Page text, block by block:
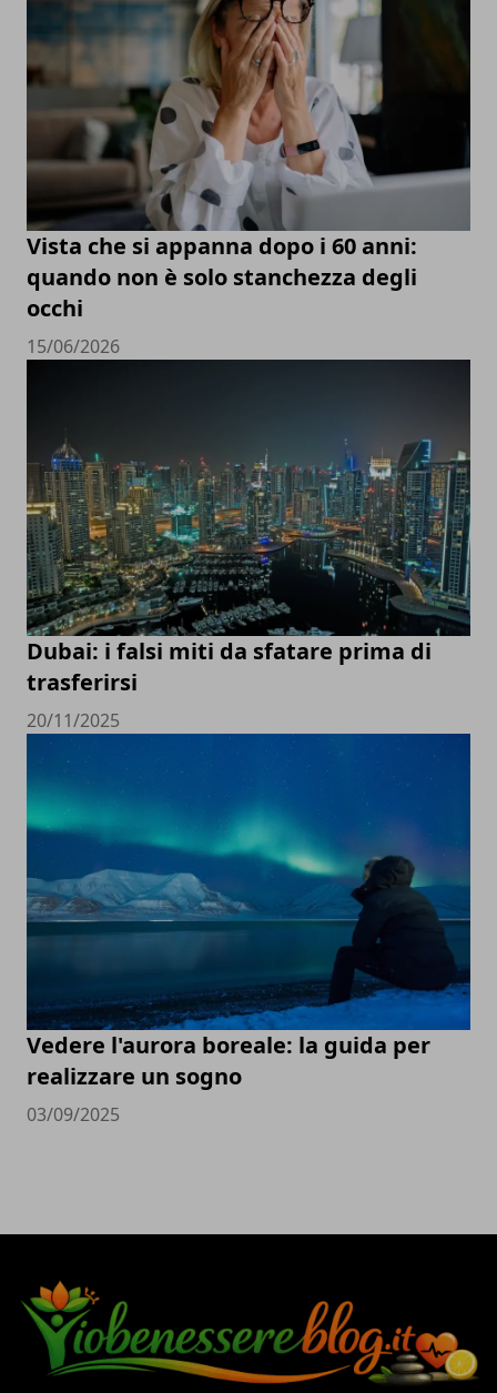
Vista che si appanna dopo i 60 anni:
quando non è solo stanchezza degli
occhi
15/06/2026
Dubai: i falsi miti da sfatare prima di
trasferirsi
20/11/2025
Vedere l'aurora boreale: la guida per
realizzare un sogno
03/09/2025